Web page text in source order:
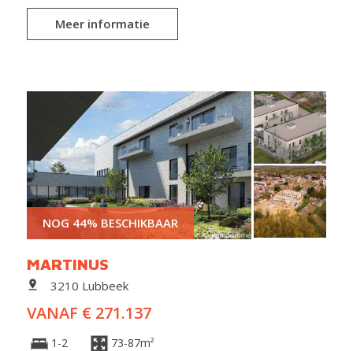
Meer informatie
NOG 44% BESCHIKBAAR
MARTINUS
3210 Lubbeek
VANAF € 271.137
1-2 73-87m²